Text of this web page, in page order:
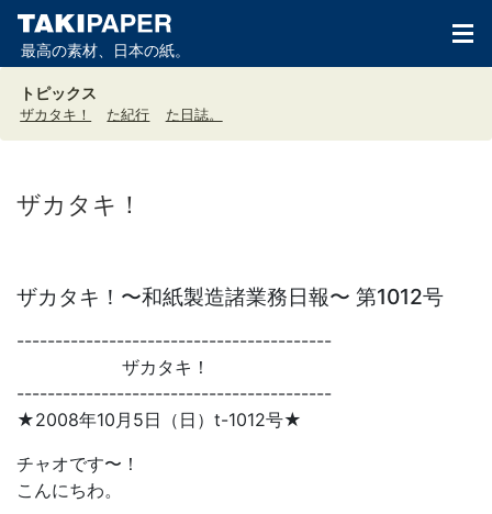
最高の素材、日本の紙。
トピックス
ザカタキ！ た紀行 た日誌。
ザカタキ！
ザカタキ！〜和紙製造諸業務日報〜 第1012号
-----------------------------------------
ザカタキ！
-----------------------------------------
★2008年10月5日（日）t-1012号★
チャオです〜！
こんにちわ。